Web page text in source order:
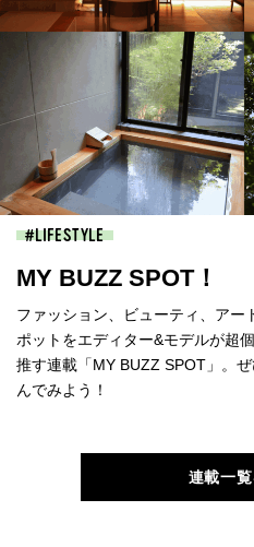
LIFESTYLE
MY BUZZ SPOT！
ファッション、ビューティ、アー
ポットをエディター&モデルが超
推す連載「MY BUZZ SPOT」。
んでみよう！
連載一